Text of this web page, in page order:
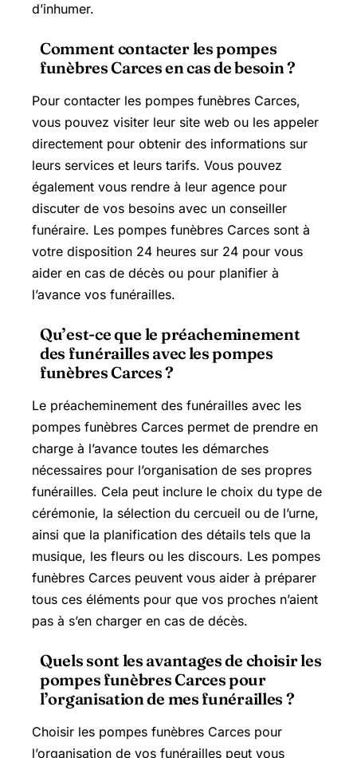
d’inhumer.
Comment contacter les pompes
funèbres Carces en cas de besoin ?
Pour contacter les pompes funèbres Carces,
vous pouvez visiter leur site web ou les appeler
directement pour obtenir des informations sur
leurs services et leurs tarifs. Vous pouvez
également vous rendre à leur agence pour
discuter de vos besoins avec un conseiller
funéraire. Les pompes funèbres Carces sont à
votre disposition 24 heures sur 24 pour vous
aider en cas de décès ou pour planifier à
l’avance vos funérailles.
Qu’est-ce que le préacheminement
des funérailles avec les pompes
funèbres Carces ?
Le préacheminement des funérailles avec les
pompes funèbres Carces permet de prendre en
charge à l’avance toutes les démarches
nécessaires pour l’organisation de ses propres
funérailles. Cela peut inclure le choix du type de
cérémonie, la sélection du cercueil ou de l’urne,
ainsi que la planification des détails tels que la
musique, les fleurs ou les discours. Les pompes
funèbres Carces peuvent vous aider à préparer
tous ces éléments pour que vos proches n’aient
pas à s’en charger en cas de décès.
Quels sont les avantages de choisir les
pompes funèbres Carces pour
l’organisation de mes funérailles ?
Choisir les pompes funèbres Carces pour
l’organisation de vos funérailles peut vous